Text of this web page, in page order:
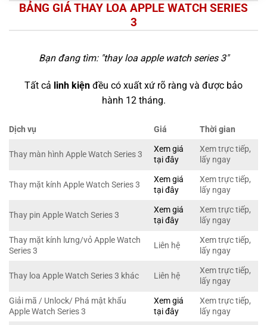
BẢNG GIÁ THAY LOA APPLE WATCH SERIES
3
Bạn đang tìm: "thay loa apple watch series 3"
Tất cả linh kiện đều có xuất xứ rõ ràng và được bảo
hành 12 tháng.
Dịch vụ Giá Thời gian
Thay màn hình Apple Watch Series 3
Xem giá
tại đây
Xem trực tiếp,
lấy ngay
Thay mặt kính Apple Watch Series 3
Xem giá
tại đây
Xem trực tiếp,
lấy ngay
Thay pin Apple Watch Series 3
Xem giá
tại đây
Xem trực tiếp,
lấy ngay
Thay mặt kính lưng/vỏ Apple Watch
Series 3
Liên hệ
Xem trực tiếp,
lấy ngay
Thay loa Apple Watch Series 3 khác Liên hệ
Xem trực tiếp,
lấy ngay
Giải mã / Unlock/ Phá mật khẩu
Apple Watch Series 3
Xem giá
tại đây
Xem trực tiếp,
lấy ngay